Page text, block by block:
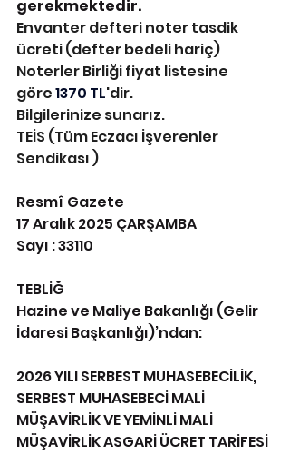
gerekmektedir.
Envanter defteri noter tasdik
ücreti (defter bedeli hariç)
Noterler Birliği fiyat listesine
göre 1370 TL'dir.
Bilgilerinize sunarız.
TEİS (Tüm Eczacı İşverenler
Sendikası )
Resmî Gazete
17 Aralık 2025 ÇARŞAMBA
Sayı : 33110
TEBLİĞ
Hazine ve Maliye Bakanlığı (Gelir
İdaresi Başkanlığı)’ndan:
2026 YILI SERBEST MUHASEBECİLİK,
SERBEST MUHASEBECİ MALİ
MÜŞAVİRLİK VE YEMİNLİ MALİ
MÜŞAVİRLİK ASGARİ ÜCRET TARİFESİ